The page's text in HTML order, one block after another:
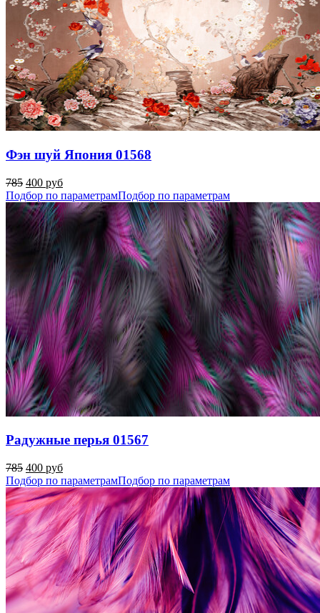
Фэн шуй Япония 01568
785 400 руб
Подбор по параметрамПодбор по параметрам
Радужные перья 01567
785 400 руб
Подбор по параметрамПодбор по параметрам